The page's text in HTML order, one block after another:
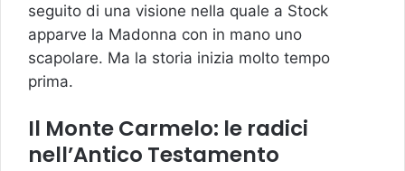
seguito di una visione nella quale a Stock
apparve la Madonna con in mano uno
scapolare. Ma la storia inizia molto tempo
prima.
Il Monte Carmelo: le radici
nell’Antico Testamento